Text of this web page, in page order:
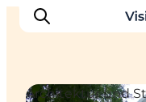
Architektur und